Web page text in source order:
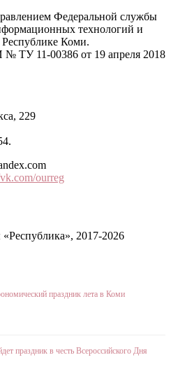
Федеральной службы
технологий и
Коми.
ТУ 11-00386 от 19 апреля 2018
229
ourreg
2017-2026
праздник лета в Коми
праздник в честь Всероссийского Дня